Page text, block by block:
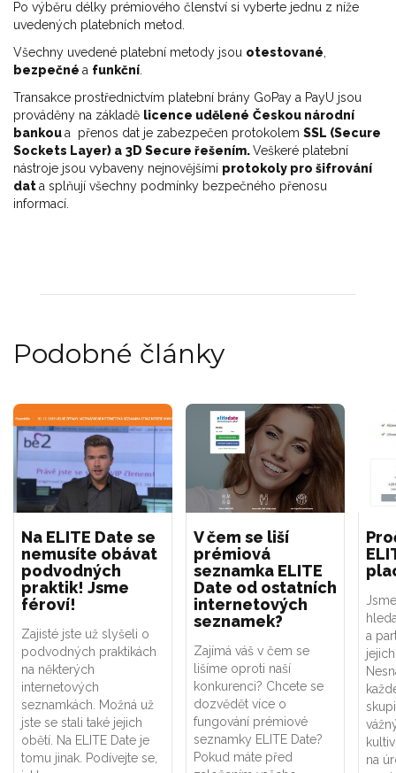
Po výběru délky prémiového členství si vyberte jednu z níže
uvedených platebních metod.
Všechny uvedené platební metody jsou otestované
bezpečné a funkční
Transakce prostřednictvím platební brány GoPay a PayU jsou
prováděny na základě licence udělené Českou národní
bankoua přenos dat je zabezpečen protokolem SSL (Secure
Sockets Layer) a 3D Secure řešením.Veškeré platební
nástroje jsou vybaveny nejnovějšími protokoly pro šifrování
data splňují všechny podmínky bezpečného přenosu
informací.
Podobné články
Na ELITE Date se
nemusíte obávat
podvodných
praktik! Jsme
féroví!
Zajisté jste už slyšeli o
podvodných praktikách
na některých
internetových
seznamkách. Možná už
jste se stali také jejich
obětí. Na ELITE Date je
tomu jinak. Podívejte se,
V čem se liší
prémiová
seznamka ELITE
Date od ostatních
internetových
seznamek?
Zajímá váš v čem se
lišíme oproti naší
konkurenci? Chcete se
dozvědět více o
fungování prémiové
seznamky ELITE Date?
Pokud máte před
Jsme
a
N
na